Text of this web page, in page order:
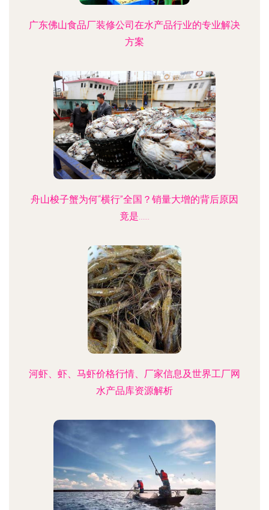
广东佛山食品厂装修公司在水产品行业的专业解决
方案
舟山梭子蟹为何“横行”全国？销量大增的背后原因
竟是……
河虾、虾、马虾价格行情、厂家信息及世界工厂网
水产品库资源解析